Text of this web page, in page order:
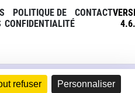
refuser Personnaliser
POLITIQUE DE
CONFIDENTIALITÉ
CONTACT